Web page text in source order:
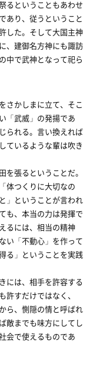
るということもあわせ
あり、従うということ
した。そして大国主神
、建御名方神にも諏訪
中で武神となって祀ら
さかしまに立て、そこ
「武威」の発揚であ
られる。言い換えれば
ているような輩は吹き
を張るということだ。
体つくりに大切なの
」ということが言われ
も、本当の力は発揮で
るには、相当の精神
い「不動心」を作って
る」ということを実践
には、相手を許容する
すだけではなく、
ら、惻隠の情と呼ばれ
敵までも味方にしてし
会で使えるものであ